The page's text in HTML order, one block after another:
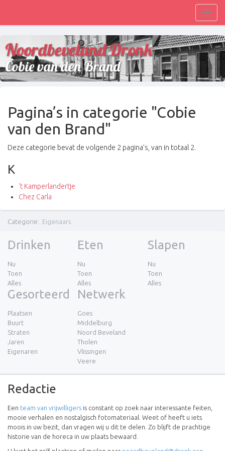
Noordbeveland Dronk
Cobie van den Brand
Pagina’s in categorie "Cobie
van den Brand"
Deze categorie bevat de volgende 2 pagina’s, van in totaal 2.
K
't Kamperlandertje
Chez Carla
Categorie: Eigenaars
Drinken
Nu
Toen
Alles
Eten
Nu
Toen
Alles
Slapen
Nu
Toen
Alles
Gesorteerd
Plaatsen
Buurt
Straten
Jaren
Eigenaren
Netwerk
Goes
Middelburg
Noord Beveland
Tholen
Vlissingen
Veere
Redactie
Een team van vrijwilligers is constant op zoek naar interessante feiten,
mooie verhalen en nostalgisch fotomateriaal. Weet of heeft u iets
moois in uw bezit, dan vragen wij u dit te delen. Zo blijft de prachtige
historie van de horeca in uw plaats bewaard.